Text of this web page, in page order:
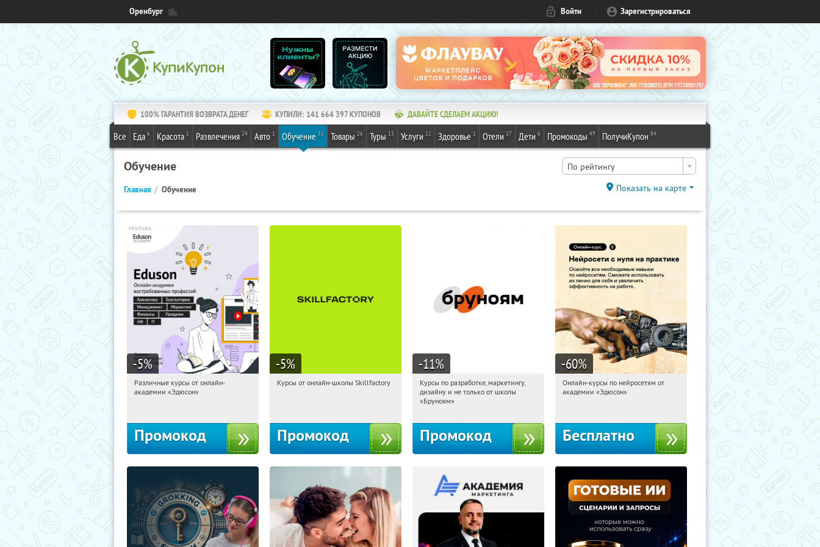
Оренбург Войти Зарегистрироваться
100% ГАРАНТИЯ ВОЗВРАТА ДЕНЕГ КУПИЛИ: 141 664 397КУПОНОВ ДАВАЙТЕ СДЕЛАЕМ АКЦИЮ!
Все Еда 6 Красота 1 Развлечения 24 Авто 1 Обучение 31 Товары 26 Туры 13 Услуги 12 Здоровье 1 Отели 17 Дети 6 Промокоды 49 ПолучиКупон 84
Обучение По рейтингу
Главная Обучение Показать на карте
-5%
15:15:46 Получили:
Различные курсы от онлайн-
академии «Эдюсон»
Промокод
-5%
15:15:46
Получи первым!
Курсы от онлайн-школы Skillfactory
Промокод
-11%
15:15:46
Получи первым!
Россия
Курсы по разработке, маркетингу,
дизайну и не только от школы
«Бруноям»
Промокод
-60%
15:15:46 Получили:
Онлайн-курсы по нейросетям от
академии «Эдюсон»
Бесплатно